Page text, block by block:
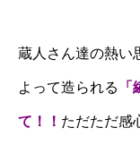
蔵人さん達の熱い
よって造られる
て！！ ただただ感